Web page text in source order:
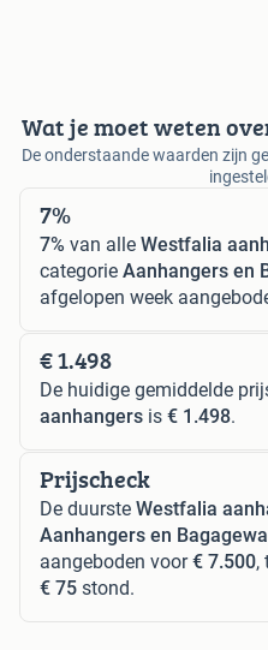
Wat je moet weten
De onderstaande waarden zijn
7%
7% van alle Westfalia
categorie Aanhangers en
afgelopen week
€ 1.498
De huidige gemiddelde
aanhangers is € 1.498.
Prijscheck
De duurste Westfalia
Aanhangers en
aangeboden voor€ 7.500,
€ 75 stond.